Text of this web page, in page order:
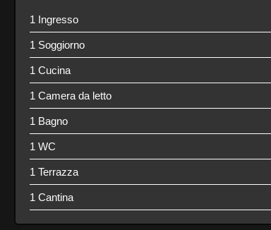
1 Ingresso
1 Soggiorno
1 Cucina
1 Camera da letto
1 Bagno
1 WC
1 Terrazza
1 Cantina